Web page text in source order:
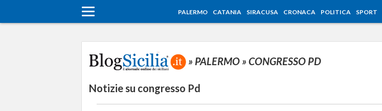
PALERMO CATANIA SIRACUSA CRONACA POLITICA SPORT
» PALERMO » CONGRESSO PD
Notizie su congresso Pd